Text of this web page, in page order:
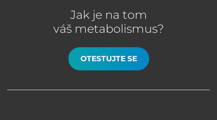
Jak je na tom
váš metabolismus?
OTESTUJTE SE